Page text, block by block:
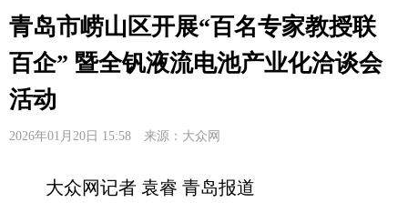
青岛市崂山区开展“百名专家教授联
百企” 暨全钒液流电池产业化洽谈会
活动
2026年01月20日 15:58 来源：大众网
大众网记者 袁睿 青岛报道